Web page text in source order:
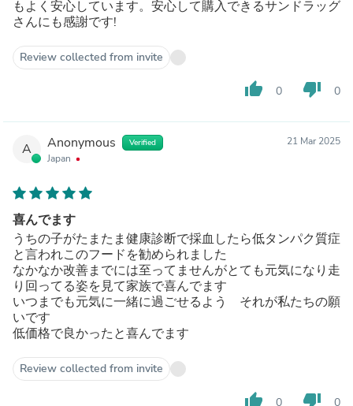
もよく安心しています。安心して購入できるサンドラッグ
さんにも感謝です!
Review collected from invite
thumb_up 0 thumb_down 0
A Anonymous Verified
Japan
21 Mar 2025
喜んでます
うちの子がたまたま健康診断で採血したら低タンパク質症
と言われこのフードを勧められました
なかなか改善までには至ってませんがとても元気になり走
り回ってる姿を見て家族で喜んでます
いつまでも元気に一緒に過ごせるよう それが私たちの願
いです
低価格で良かったと喜んでます
Review collected from invite
thumb_up 0 thumb_down 0